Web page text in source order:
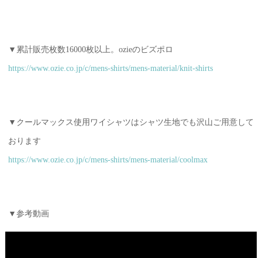
▼累計販売枚数16000枚以上。ozieのビズポロ
https://www.ozie.co.jp/c/mens-shirts/mens-material/knit-shirts
▼クールマックス使用ワイシャツはシャツ生地でも沢山ご用意して
おります
https://www.ozie.co.jp/c/mens-shirts/mens-material/coolmax
▼参考動画